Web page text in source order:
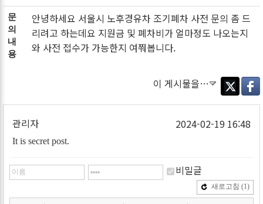
문
의
내
용
안녕하세요 서울시 노후경유차 조기폐차 사전 문의 좀 드
리려고 하는데요 지원금 및 폐차비가 얼마정도 나오는지
와 사전 접수가 가능한지 여쭤봅니다.
이 게시물을…
Twitter
관리자 2024-02-19 16:48
It is secret post.
비밀글
새로고침 (1)